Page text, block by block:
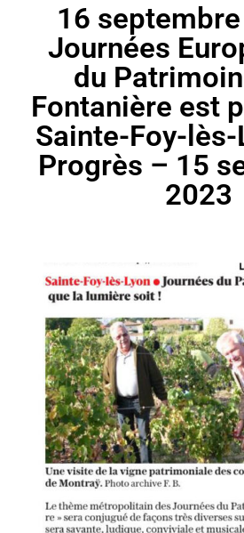
16
Journées
du
Fontanière est
Sainte-Foy-lès-
Progrès – 15
2023